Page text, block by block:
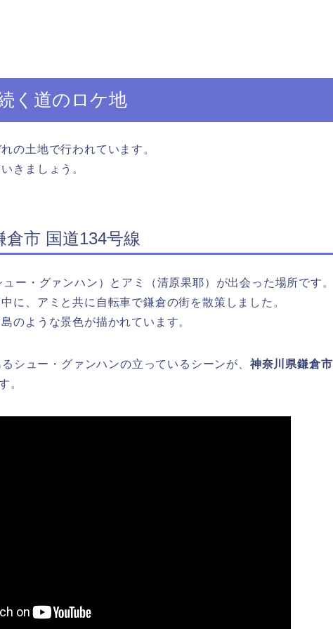
く道のロケ地
の土地で行われています。
きましょう。
市 国道134号線
ー・グァンハン）とアミ（清原果耶）が出会った場所です。
に、アミと共に自転車で鎌倉の街を散策しました。
のような景色が描かれています。
シュー・グァンハンの立っているシーンが、 神奈川県鎌倉市
。